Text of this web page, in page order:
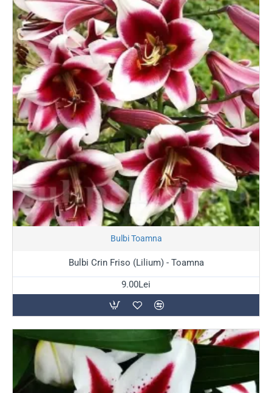
Bulbi Toamna
Bulbi Crin Friso (Lilium) - Toamna
9.00Lei